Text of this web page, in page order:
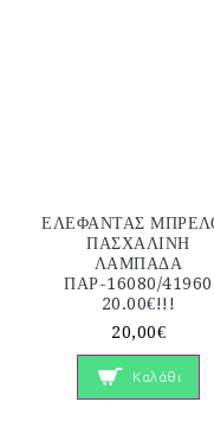
ΕΛΕΦΑΝΤΑΣ
ΠΑΣΧΑΛΙΝΗ
ΛΑΜΠΑΔΑ
ΠΑΡ-16080/41960
20.00€!!!
20,00€
Καλάθι